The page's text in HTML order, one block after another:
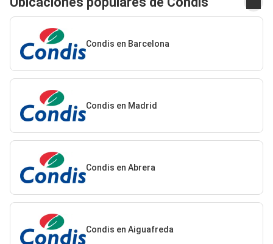
Condis en Barcelona
Condis en Madrid
Condis en Abrera
Condis en Aiguafreda